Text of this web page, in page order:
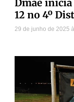
Dmae
12 no 4º
29 de junho de 2025